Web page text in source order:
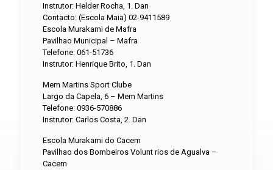
Instrutor: Helder Rocha, 1. Dan
Contacto: (Escola Maia) 02-9411589
Escola Murakami de Mafra
Pavilhao Municipal – Mafra
Telefone: 061-51736
Instrutor: Henrique Brito, 1. Dan
Mem Martins Sport Clube
Largo da Capela, 6 – Mem Martins
Telefone: 0936-570886
Instrutor: Carlos Costa, 2. Dan
Escola Murakami do Cacem
Pavilhao dos Bombeiros Volunt rios de Agualva –
Cacem